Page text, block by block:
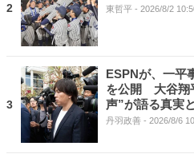
2 東哲平 - 2026/8/2
3
ESPNが、一平
を公開 大谷翔
声”が語る真実
丹羽政善 - 2026/8/6